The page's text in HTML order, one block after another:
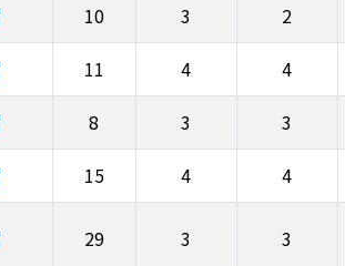
10 3 2
11 4 4
8 3 3
15 4 4
29 3 3